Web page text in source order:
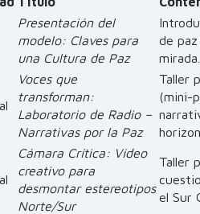
Presentación del
modelo: Claves para
una Cultura de Paz
de
mirada.
Voces que
transforman:
Laboratorio de Radio –
Narrativas por la Paz
Taller
(mini-
Cámara Crítica: Vídeo
creativo para
desmontar estereotipos
Norte/Sur
Taller
el Sur